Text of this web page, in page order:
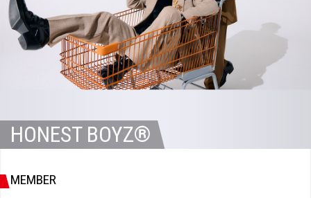
HONEST BOYZ®
MEMBER